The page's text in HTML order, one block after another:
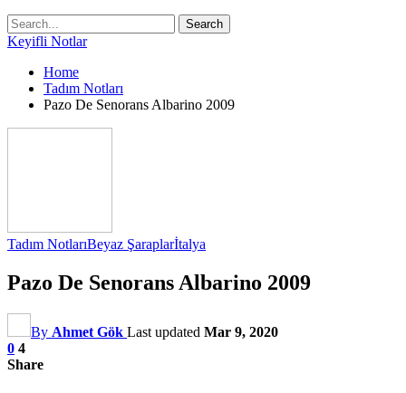
Keyifli Notlar
Home
Tadım Notları
Pazo De Senorans Albarino 2009
Tadım NotlarıBeyaz Şaraplarİtalya
Pazo De Senorans Albarino 2009
By Ahmet Gök Last updated Mar 9, 2020
0 4
Share